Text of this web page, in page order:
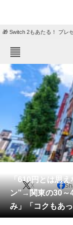
🎁 Switch 2もあたる！ プレ
ねとらぼメニュー
TOP
エンタメ
グルメ
住まい
動物
会員記事
メディア
注目記事を集め
「610円とは思
ン”→関東の30～
み」「コクもあ
X